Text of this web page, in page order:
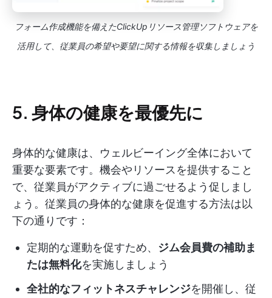
フォーム作成機能を備えたClickUpリソース管理ソフトウェアを
活用して、従業員の希望や要望に関する情報を収集しましょう
5. 身体の健康を最優先に
身体的な健康は、ウェルビーイング全体において
重要な要素です。機会やリソースを提供すること
で、従業員がアクティブに過ごせるよう促しまし
ょう。従業員の身体的な健康を促進する方法は以
下の通りです：
定期的な運動を促すため、 ジム会員費の補助ま
たは無料化を実施しましょう
全社的なフィットネスチャレンジを開催し、従